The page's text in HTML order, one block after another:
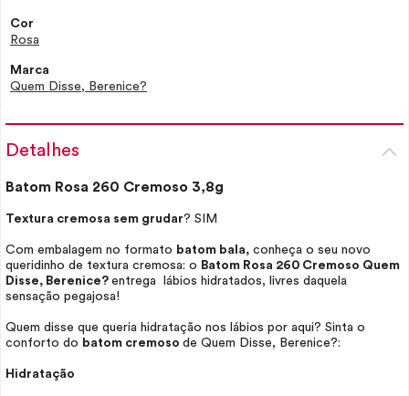
Cor
Rosa
Marca
Quem Disse, Berenice?
Detalhes
Batom Rosa 260 Cremoso 3,8g
Textura cremosa sem grudar? SIM
Com embalagem no formato batom bala, conheça o seu novo
queridinho de textura cremosa: o Batom Rosa 260 Cremoso Quem
Disse, Berenice? entrega lábios hidratados, livres daquela
sensação pegajosa!
Quem disse que queria hidratação nos lábios por aqui? Sinta o
conforto do batom cremoso de Quem Disse, Berenice?:
Hidratação